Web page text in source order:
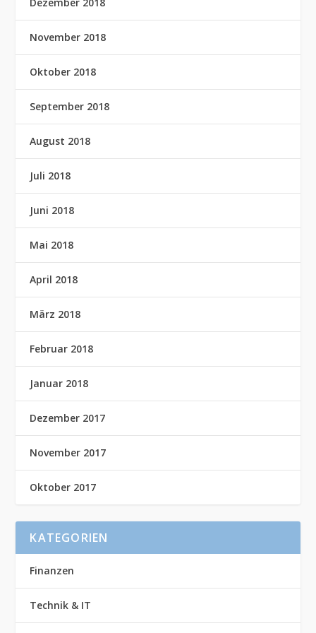
Dezember 2018
November 2018
Oktober 2018
September 2018
August 2018
Juli 2018
Juni 2018
Mai 2018
April 2018
März 2018
Februar 2018
Januar 2018
Dezember 2017
November 2017
Oktober 2017
KATEGORIEN
Finanzen
Technik & IT